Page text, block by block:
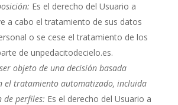
Es el derecho del Usuario a
a cabo el tratamiento de sus datos
o se cese el tratamiento de los
de unpedacitodecielo.es.
objeto de una decisión basada
el tratamiento automatizado, incluida
de perfiles: Es el derecho del Usuario a